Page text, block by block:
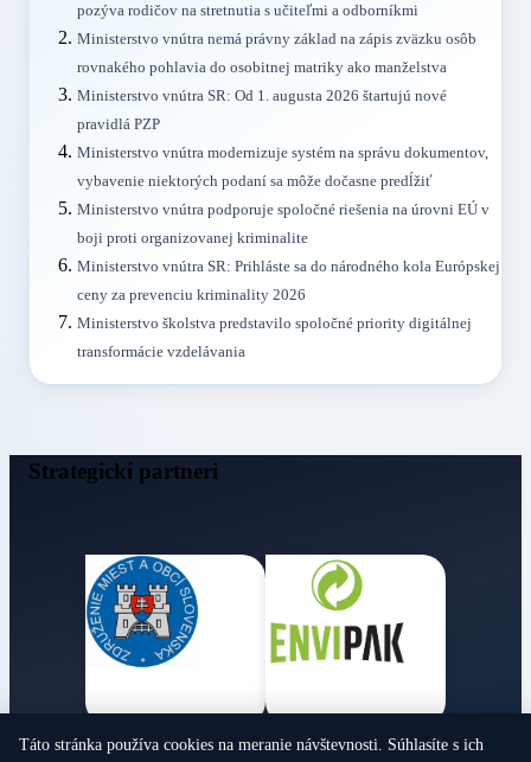
pozýva rodičov na stretnutia s učiteľmi a odborníkmi
Ministerstvo vnútra nemá právny základ na zápis zväzku osôb
rovnakého pohlavia do osobitnej matriky ako manželstva
Ministerstvo vnútra SR: Od 1. augusta 2026 štartujú nové
pravidlá PZP
Ministerstvo vnútra modernizuje systém na správu dokumentov,
vybavenie niektorých podaní sa môže dočasne predĺžiť
Ministerstvo vnútra podporuje spoločné riešenia na úrovni EÚ v
boji proti organizovanej kriminalite
Ministerstvo vnútra SR: Prihláste sa do národného kola Európskej
ceny za prevenciu kriminality 2026
Ministerstvo školstva predstavilo spoločné priority digitálnej
transformácie vzdelávania
Strategickí partneri
Obecné noviny
Táto stránka používa cookies na meranie návštevnosti. Súhlasíte s ich